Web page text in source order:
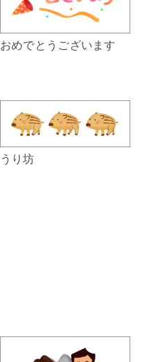
おめでとうございます
うり坊